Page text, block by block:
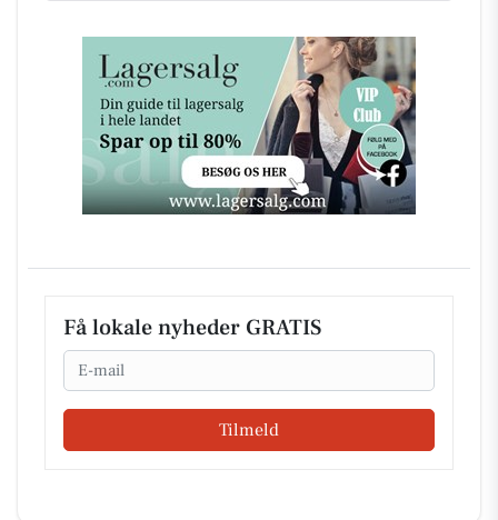
Få lokale nyheder GRATIS
Email
Tilmeld